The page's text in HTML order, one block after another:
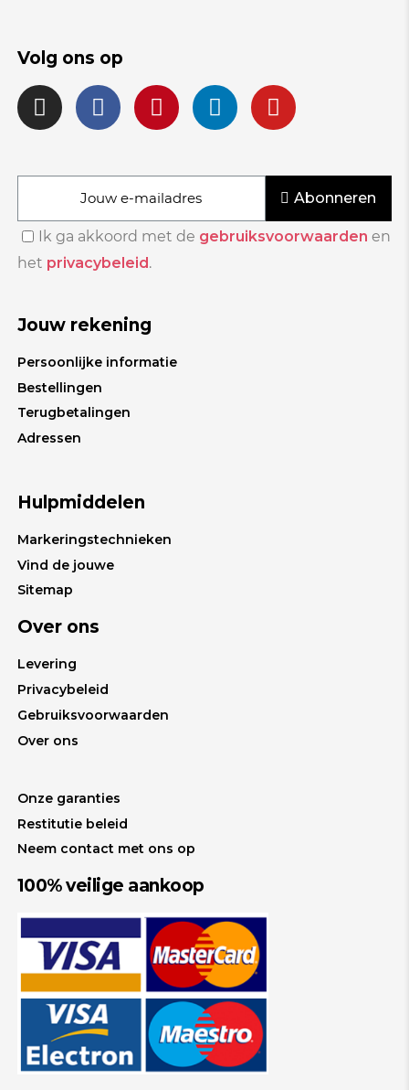
Volg ons op
Abonneren
Ik ga akkoord met de gebruiksvoorwaarden en
het privacybeleid.
Jouw rekening
Persoonlijke informatie
Bestellingen
Terugbetalingen
Adressen
Hulpmiddelen
Markeringstechnieken
Vind de jouwe
Sitemap
Over ons
Levering
Privacybeleid
Gebruiksvoorwaarden
Over ons
Onze garanties
Restitutie beleid
Neem contact met ons op
100% veilige aankoop